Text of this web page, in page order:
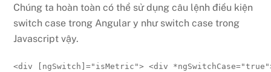
Chúng ta hoàn toàn có thể sử dụng câu lệnh điều kiện
switch case trong Angular y như switch case trong
Javascript vậy.
<div [ngSwitch]=" isMetric "> <div *ngSwitchCase="true "